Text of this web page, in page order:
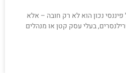
נכון הוא לא רק חובה – אלא
בעלי עסק קטן או מנהלים